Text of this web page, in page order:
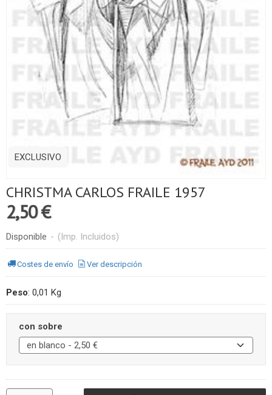
EXCLUSIVO
CHRISTMA CARLOS FRAILE 1957
2,50 €
Disponible - (Imp. Incluidos)
Costes de envío Ver descripción
Peso: 0,01 Kg
con sobre